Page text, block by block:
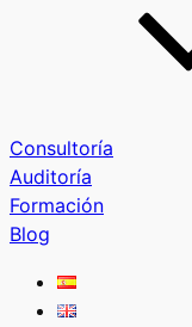
Consultoría
Auditoría
Formación
Blog